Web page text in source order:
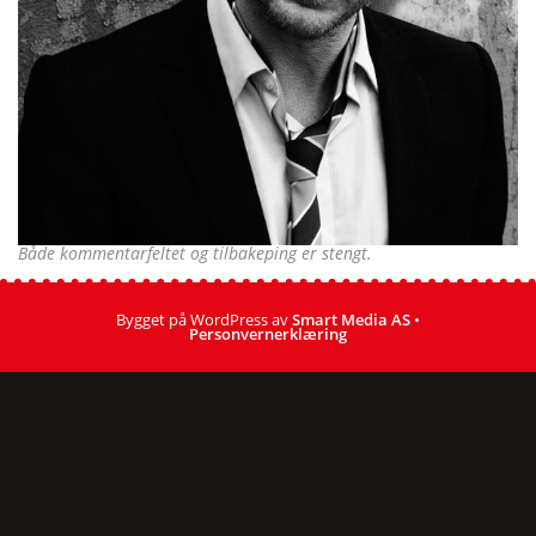
Både kommentarfeltet og tilbakeping er stengt.
Bygget på WordPress avSmart Media AS •
Personvernerklæring